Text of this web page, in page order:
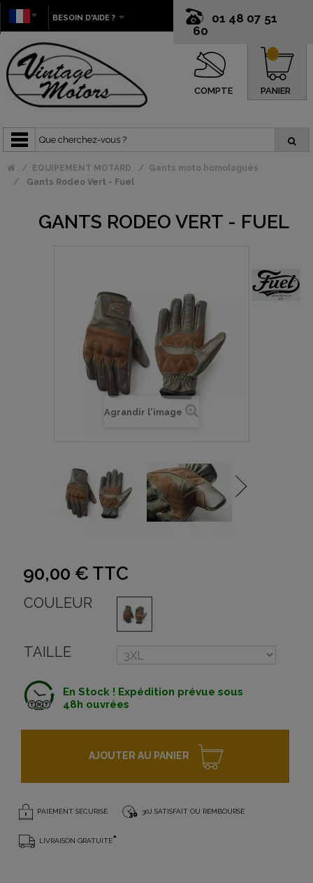
01 48 07 51
60
BESOIN D'AIDE ?
COMPTE PANIER
0
EQUIPEMENT MOTARD
Gants moto homologués
Gants Rodeo Vert - Fuel
GANTS RODEO VERT - FUEL
Agrandir l'image
90,00 € TTC
COULEUR
TAILLE
En Stock ! Expédition prévue sous
48h ouvrées
AJOUTER AU PANIER
PAIEMENT SÉCURISÉ 30J SATISFAIT OU REMBOURSÉ
LIVRAISON GRATUITE*